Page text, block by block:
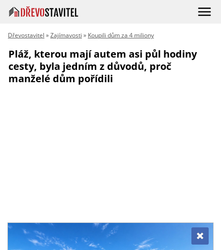
Dřevostavitel »Zajímavosti » Koupili dům za 4 miliony
Pláž, kterou mají autem asi půl hodiny
cesty, byla jedním z důvodů, proč
manželé dům pořídili